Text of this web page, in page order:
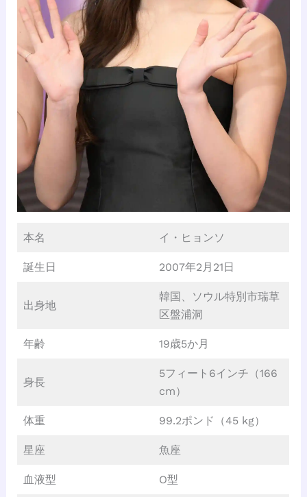
本名 イ・ヒョンソ
誕生日 2007年2月21日
出身地
韓国、ソウル特別市瑞草
区盤浦洞
年齢 19歳5か月
身長
5フィート6インチ（166
cm）
体重 99.2ポンド（45 kg）
星座 魚座
血液型 O型